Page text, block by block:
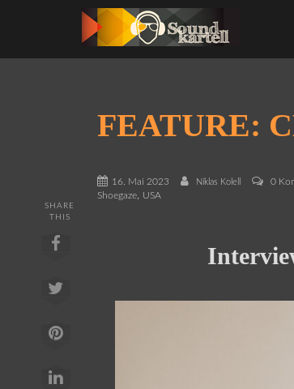
FEATURE:
16. Mai 2023 Niklas Kolell 0
Shoegaze, USA
SHARE
THIS